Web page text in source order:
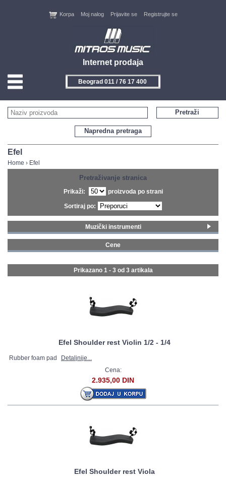
Internet prodaja
Korpa Moj nalog Prijavite se Registrujte se
Beograd 011 / 76 17 400
HOME
KONTAKT
NOVITETI
FEEDBACK
GALERIJA
Napredna pretraga
Pretraži
Efel
Home › Efel
Pretraživanje stranica
Prikaži: proizvoda po strani
Sortiraj po:
Muzički instrumenti
Klasični i tradicionalni instrumenti (3)
Cene
Prikazano 1 - 3 od 3 artikala
Efel Shoulder rest Violin 1/2 - 1/4
Rubber foam pad
Detaljnije...
Cena:
2.935,00 DIN
Efel Shoulder rest Viola